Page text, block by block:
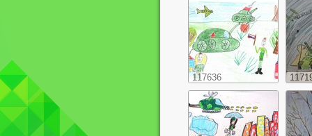
117636